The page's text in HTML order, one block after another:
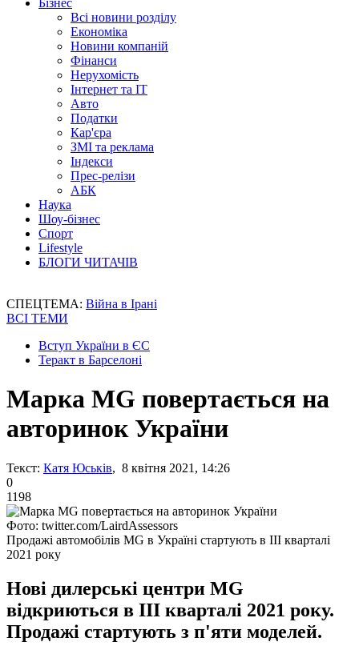
Бізнес
Всі новини розділу
Економіка
Новини компаній
Фінанси
Нерухомість
Інтернет та IT
Авто
Податки
Кар'єра
ЗМІ та реклама
Індекси
Прес-релізи
АБК
Наука
Шоу-бізнес
Спорт
Lifestyle
БЛОГИ ЧИТАЧІВ
СПЕЦТЕМА: Війна в Ірані
ВСІ ТЕМИ
Вступ України в ЄС
Теракт в Барселоні
Марка MG повертається на
авторинок України
Текст: Катя Юськів, 8 квітня 2021, 14:26
0
1198
Фото: twitter.com/LairdAssessors
Продажі автомобілів MG в Україні стартують в III кварталі
2021 року
Нові дилерські центри MG
відкриються в III кварталі 2021 року.
Продажі стартують з п'яти моделей.